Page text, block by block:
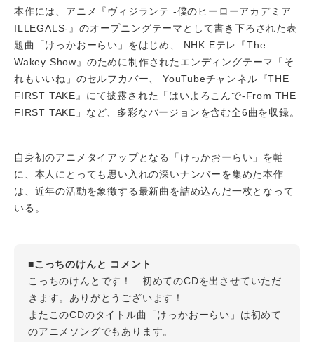
本作には、アニメ『ヴィジランテ -僕のヒーローアカデミア
ILLEGALS-』のオープニングテーマとして書き下ろされた表
題曲「けっかおーらい」をはじめ、 NHK Eテレ『The
Wakey Show』のために制作されたエンディングテーマ「そ
れもいいね」のセルフカバー、 YouTubeチャンネル『THE
FIRST TAKE』にて披露された「はいよろこんで-From THE
FIRST TAKE」など、多彩なバージョンを含む全6曲を収録。
自身初のアニメタイアップとなる「けっかおーらい」を軸
に、本人にとっても思い入れの深いナンバーを集めた本作
は、近年の活動を象徴する最新曲を詰め込んだ一枚となって
いる。
■こっちのけんと コメント
こっちのけんとです！ 初めてのCDを出させていただ
きます。ありがとうございます！
またこのCDのタイトル曲「けっかおーらい」は初めて
のアニメソングでもあります。